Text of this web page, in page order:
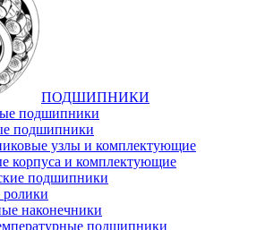
ПОДШИПНИКИ
подшипники
подшипники
узлы и комплектующие
корпуса и комплектующие
подшипники
наконечники
подшипники